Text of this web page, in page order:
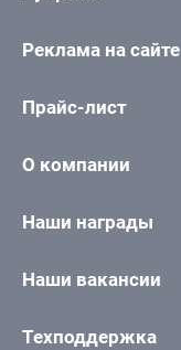
Реклама на сайте
Прайс-лист
О компании
Наши награды
Наши вакансии
Техподдержка